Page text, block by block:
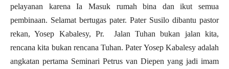
pelayanan karena Ia Masuk rumah bina dan ikut semua
pembinaan. Selamat bertugas pater. Pater Susilo dibantu pastor
rekan, Yosep Kabalesy, Pr. Jalan Tuhan bukan jalan kita,
rencana kita bukan rencana Tuhan. Pater Yosep Kabalesy adalah
angkatan pertama Seminari Petrus van Diepen yang jadi imam